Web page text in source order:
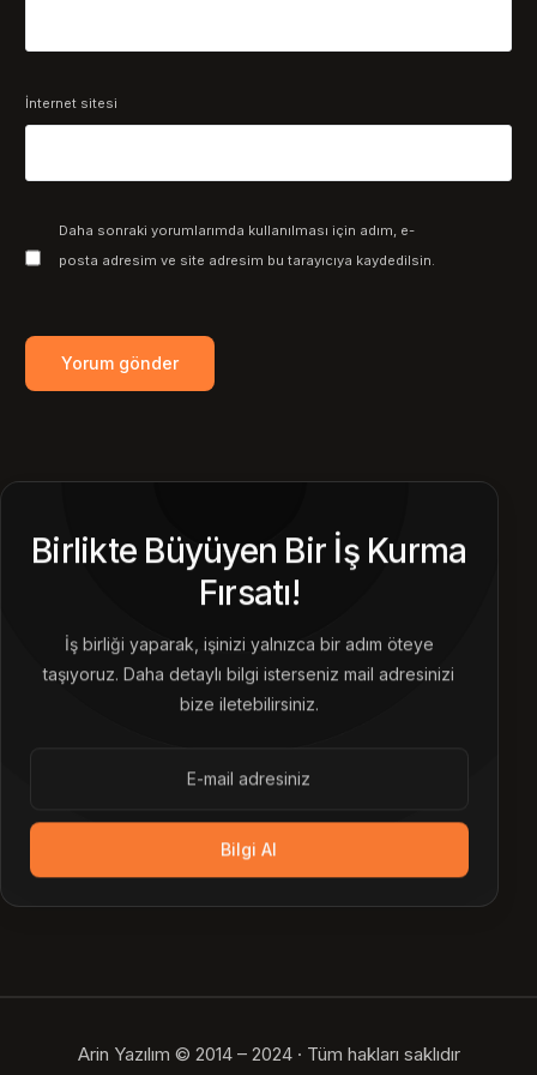
İnternet sitesi
Daha sonraki yorumlarımda kullanılması için adım, e-
posta adresim ve site adresim bu tarayıcıya kaydedilsin.
Birlikte Büyüyen Bir İş Kurma
Fırsatı!
İş birliği yaparak, işinizi yalnızca bir adım öteye
taşıyoruz. Daha detaylı bilgi isterseniz mail adresinizi
bize iletebilirsiniz.
Bilgi Al
Arin Yazılım © 2014 – 2024 · Tüm hakları saklıdır